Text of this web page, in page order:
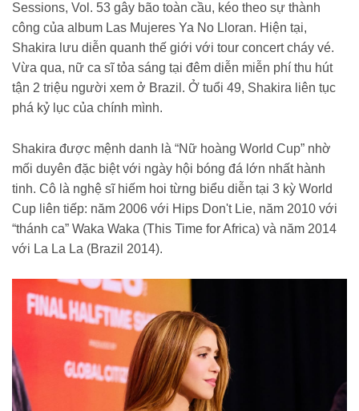
Sessions, Vol. 53 gây bão toàn cầu, kéo theo sự thành
công của album Las Mujeres Ya No Lloran. Hiện tại,
Shakira lưu diễn quanh thế giới với tour concert cháy vé.
Vừa qua, nữ ca sĩ tỏa sáng tại đêm diễn miễn phí thu hút
tận 2 triệu người xem ở Brazil. Ở tuổi 49, Shakira liên tục
phá kỷ lục của chính mình.
Shakira được mệnh danh là “Nữ hoàng World Cup” nhờ
mối duyên đặc biệt với ngày hội bóng đá lớn nhất hành
tinh. Cô là nghệ sĩ hiếm hoi từng biểu diễn tại 3 kỳ World
Cup liên tiếp: năm 2006 với Hips Don't Lie, năm 2010 với
“thánh ca” Waka Waka (This Time for Africa) và năm 2014
với La La La (Brazil 2014).